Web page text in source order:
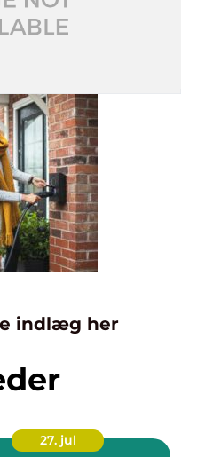
indlæg her
27. jul